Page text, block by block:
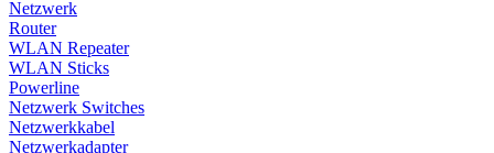
Netzwerk
Router
WLAN Repeater
WLAN Sticks
Powerline
Netzwerk Switches
Netzwerkkabel
Netzwerkadapter